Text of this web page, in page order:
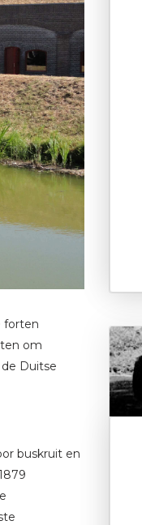
forten
om
Duitse
buskruit en